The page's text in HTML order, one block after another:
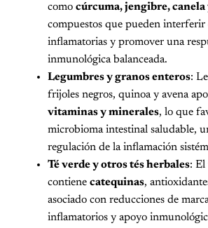
como cúrcuma, jengibre, canela
compuestos que pueden interferir
inflamatorias y promover una
inmunológica balanceada.
Legumbres y granos enteros:
frijoles negros, quinoa y avena
vitaminas y minerales, lo que
microbioma intestinal saludable,
regulación de la inflamación
Té verde y otros tés herbales: El
contiene catequinas,
asociado con reducciones de
inflamatorios y apoyo